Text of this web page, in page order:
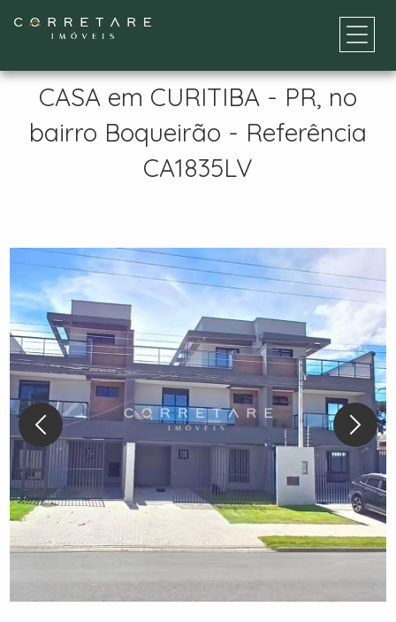
CASA em CURITIBA - PR, no
bairro Boqueirão - Referência
CA1835LV